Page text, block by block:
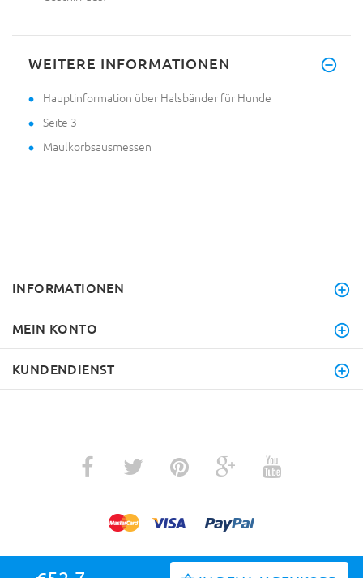
WEITERE INFORMATIONEN
Hauptinformation über Halsbänder für Hunde
Seite 3
Maulkorbsausmessen
INFORMATIONEN
MEIN KONTO
KUNDENDIENST